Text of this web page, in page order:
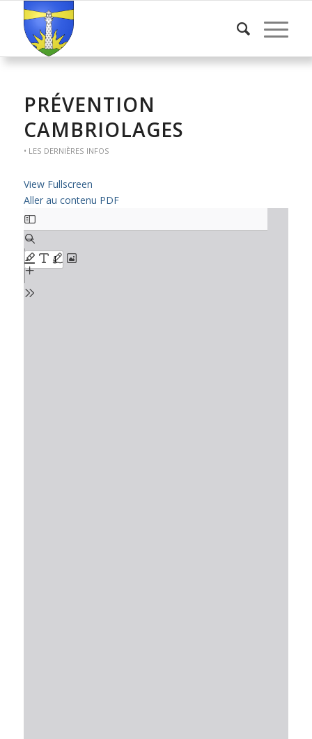
PRÉVENTION
CAMBRIOLAGES
• LES DERNIÈRES INFOS
View Fullscreen
Aller au contenu PDF